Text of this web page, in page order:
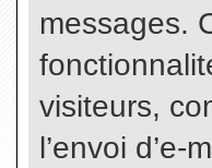
messages.
visiteurs,
l’envoi